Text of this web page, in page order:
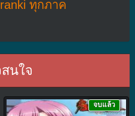
ทุกภาค
นใจ
จบแล้ว